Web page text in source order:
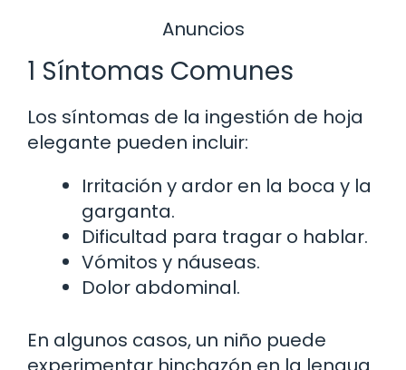
Anuncios
1 Síntomas Comunes
Los síntomas de la ingestión de hoja
elegante pueden incluir:
Irritación y ardor en la boca y la
garganta.
Dificultad para tragar o hablar.
Vómitos y náuseas.
Dolor abdominal.
En algunos casos, un niño puede